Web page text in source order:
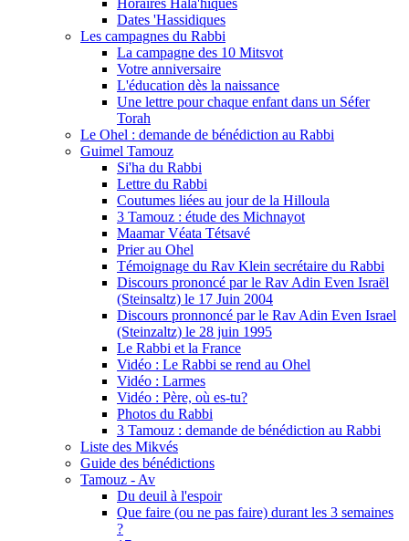
Horaires Hala'hiques
Dates 'Hassidiques
Les campagnes du Rabbi
La campagne des 10 Mitsvot
Votre anniversaire
L'éducation dès la naissance
Une lettre pour chaque enfant dans un Séfer
Torah
Le Ohel : demande de bénédiction au Rabbi
Guimel Tamouz
Si'ha du Rabbi
Lettre du Rabbi
Coutumes liées au jour de la Hilloula
3 Tamouz : étude des Michnayot
Maamar Véata Tétsavé
Prier au Ohel
Témoignage du Rav Klein secrétaire du Rabbi
Discours prononcé par le Rav Adin Even Israël
(Steinsaltz) le 17 Juin 2004
Discours pronnoncé par le Rav Adin Even Israel
(Steinzaltz) le 28 juin 1995
Le Rabbi et la France
Vidéo : Le Rabbi se rend au Ohel
Vidéo : Larmes
Vidéo : Père, où es-tu?
Photos du Rabbi
3 Tamouz : demande de bénédiction au Rabbi
Liste des Mikvés
Guide des bénédictions
Tamouz - Av
Du deuil à l'espoir
Que faire (ou ne pas faire) durant les 3 semaines
?